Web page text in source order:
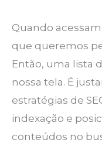
Quando
que queremos
Então, uma lista
nossa tela. É
estratégias de
indexação e
conteúdos no